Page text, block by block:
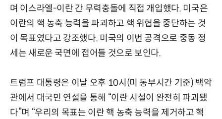
며 이스라엘-이란 간 무력충돌에 직접 개입했다. 미국은
이란의 핵 농축 능력을 파괴하고 핵 위협을 중단하는 것
이 목표였다고 강조했다. 미국의 이번 공격으로 중동 정
세는 새로운 국면에 접어들 것으로 보인다.
트럼프 대통령은 이날 오후 10시(미 동부시간 기준) 백악
관에서 대국민 연설을 통해 “이란 시설이 완전히 파괴됐
다”며 “우리의 목표는 이란 핵 농축 능력을 제거하고 핵